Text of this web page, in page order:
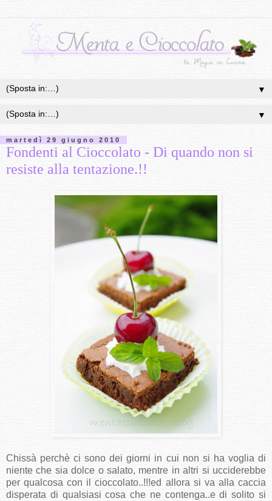
▼
▼
martedì 29 giugno 2010
Fondenti al Cioccolato - Di quando non si
resiste alla tentazione.!!
Chissà perchè ci sono dei giorni in cui non si ha voglia di
niente che sia dolce o salato, mentre in altri si ucciderebbe
per qualcosa con il cioccolato..!!!ed allora si va alla caccia
disperata di qualsiasi cosa che ne contenga..e di solito si